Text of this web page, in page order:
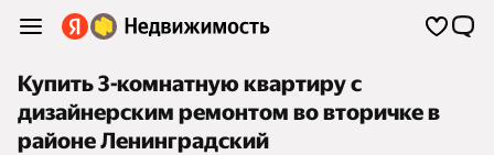
Купить 3-комнатную квартиру с
дизайнерским ремонтом во вторичке в
районе Ленинградский